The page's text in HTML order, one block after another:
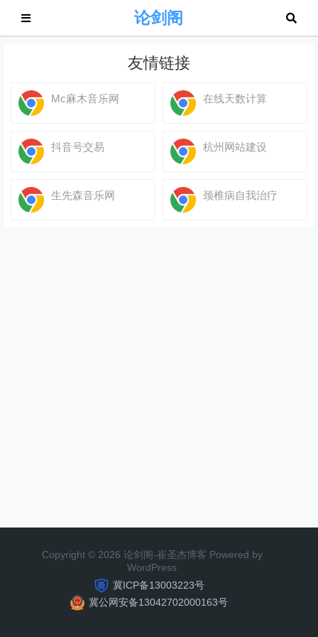
论剑阁
友情链接
Mc麻木音乐网 在线天数计算
抖音号交易 杭州网站建设
生先森音乐网 颈椎病自我治疗
Copyright © 2026 论剑阁-崔圣杰博客 Powered by
WordPress
冀ICP备13003223号
冀公网安备13042702000163号